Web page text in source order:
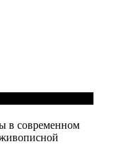
в современном